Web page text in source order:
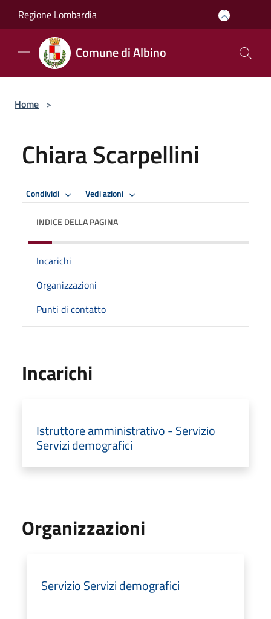
Regione Lombardia
Comune di Albino
Home >
Chiara Scarpellini
Condividi Vedi azioni
INDICE DELLA PAGINA
Incarichi
Organizzazioni
Punti di contatto
Incarichi
Istruttore amministrativo - Servizio
Servizi demografici
Organizzazioni
Servizio Servizi demografici